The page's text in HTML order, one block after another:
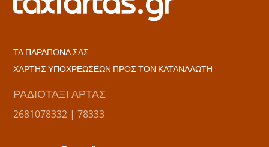
ΤΑ ΠΑΡΑΠΟΝΑ ΣΑΣ
ΧΑΡΤΗΣ ΥΠΟΧΡΕΩΣΕΩΝ ΠΡΟΣ ΤΟΝ ΚΑΤΑΝΑΛΩΤΗ
ΡΑΔΙΟΤΑΞΙ ΑΡΤΑΣ
2681078332 | 78333